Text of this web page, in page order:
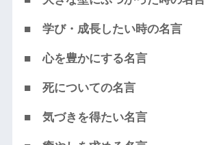
■ 学び・成長したい時の名言
■ 心を豊かにする名言
■ 死についての名言
■ 気づきを得たい名言